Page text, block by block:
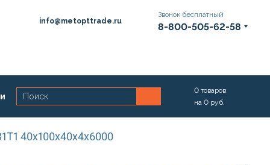
info@metopttrade.ru
Звонок бесплатный
8-800-505-62-58
0 товаров
на 0 руб.
40х100х40х4х6000